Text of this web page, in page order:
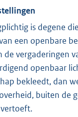
is degene
een openbare
de vergaderingen
openbaar
bekleedt, dan
buiten de